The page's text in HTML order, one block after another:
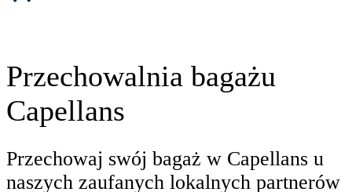
Przechowalnia bagażu
Capellans
Przechowaj swój bagaż w Capellans u
naszych zaufanych lokalnych partnerów